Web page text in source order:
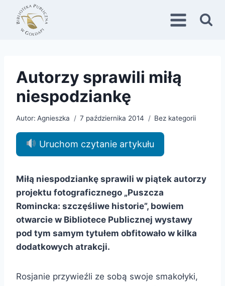
Przejdź
treści
Autorzy sprawili miłą
niespodziankę
Autor: Agnieszka 7 października 2014 Bez kategorii
Uruchom czytanie artykułu
Miłą niespodziankę sprawili w piątek autorzy
projektu fotograficznego „Puszcza
Romincka: szczęśliwe historie”, bowiem
otwarcie w Bibliotece Publicznej wystawy
pod tym samym tytułem obfitowało w kilka
dodatkowych atrakcji.
Rosjanie przywieźli ze sobą swoje smakołyki,